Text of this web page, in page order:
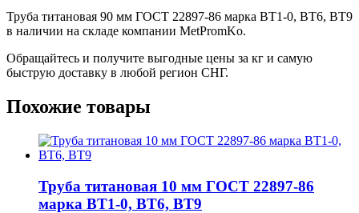
Труба титановая 90 мм ГОСТ 22897-86 марка ВТ1-0, ВТ6, ВТ9
в наличии на складе компании MetPromKo.
Обращайтесь и получите выгодные цены за кг и самую
быструю доставку в любой регион СНГ.
Похожие товары
Труба титановая 10 мм ГОСТ 22897-86
марка ВТ1-0, ВТ6, ВТ9